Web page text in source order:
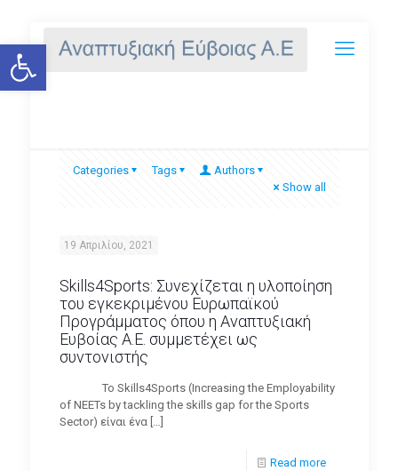
Ανοίξτε τη γραμμή εργαλείων
Categories Tags
Authors
Show all
19 Απριλίου, 2021
Skills4Sports: Συνεχίζεται η υλοποίηση
του εγκεκριμένου Ευρωπαϊκού
Προγράμματος όπου η Αναπτυξιακή
Ευβοίας Α.Ε. συμμετέχει ως
συντονιστής
Το Skills4Sports (Increasing the Employability
of NEETs by tackling the skills gap for the Sports
Sector) είναι ένα[…]
Read more